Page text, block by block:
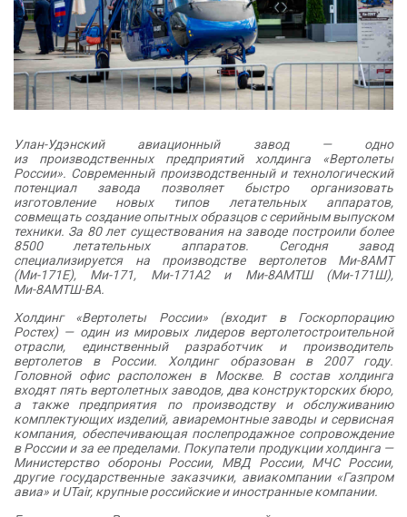
Улан-Удэнский авиационный завод — одно
из производственных предприятий холдинга «Вертолеты
России». Современный производственный и технологический
потенциал завода позволяет быстро организовать
изготовление новых типов летательных аппаратов,
совмещать создание опытных образцов с серийным выпуском
техники. За 80 лет существования на заводе построили более
8500 летательных аппаратов. Сегодня завод
специализируется на производстве вертолетов Ми-8АМТ
(Ми-171Е), Ми-171, Ми-171А2 и Ми-8АМТШ (Ми-171Ш),
Ми-8АМТШ-ВА.
Холдинг «Вертолеты России» (входит в Госкорпорацию
Ростех) — один из мировых лидеров вертолетостроительной
отрасли, единственный разработчик и производитель
вертолетов в России. Холдинг образован в 2007 году.
Головной офис расположен в Москве. В состав холдинга
входят пять вертолетных заводов, два конструкторских бюро,
а также предприятия по производству и обслуживанию
комплектующих изделий, авиаремонтные заводы и сервисная
компания, обеспечивающая послепродажное сопровождение
в России и за ее пределами. Покупатели продукции холдинга —
Министерство обороны России, МВД России, МЧС России,
другие государственные заказчики, авиакомпании «Газпром
авиа» и UTair, крупные российские и иностранные компании.